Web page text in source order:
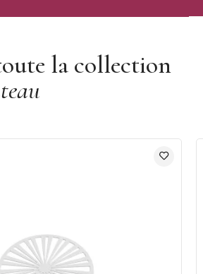
la collection